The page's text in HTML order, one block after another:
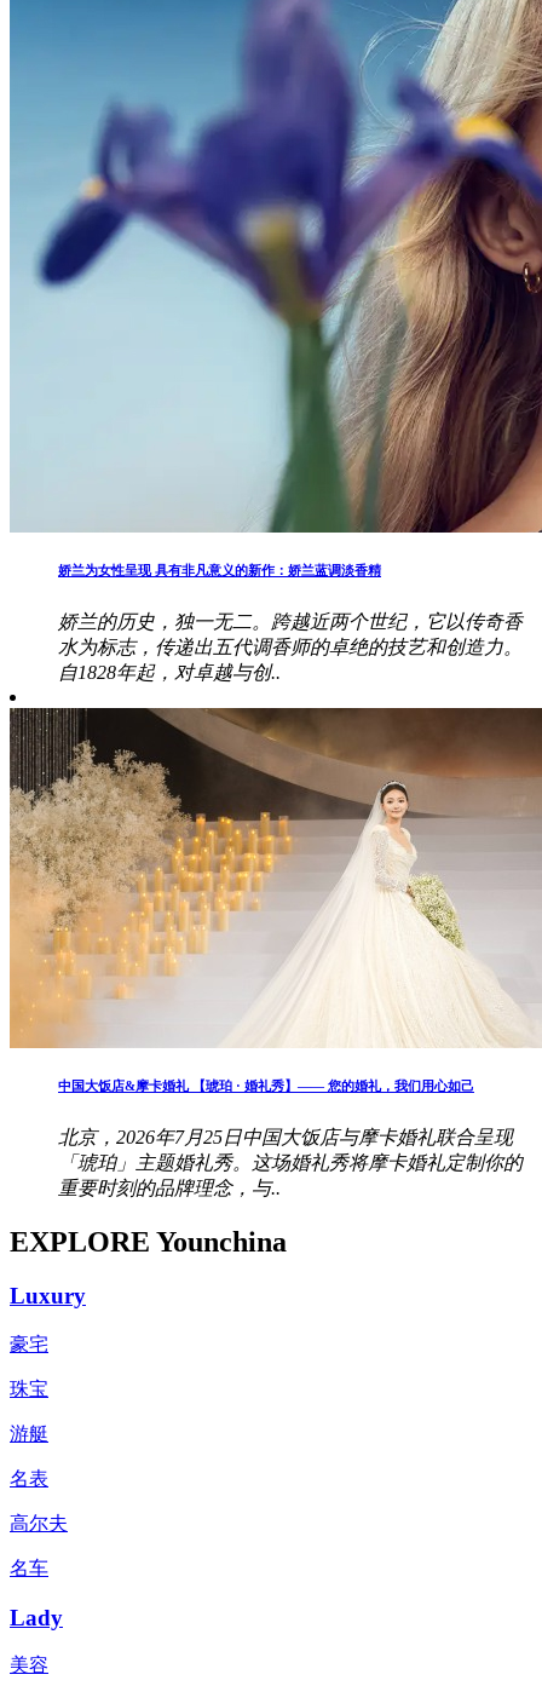
娇兰为女性呈现 具有非凡意义的新作：娇兰蓝调淡香精
娇兰的历史，独一无二。跨越近两个世纪，它以传奇香
水为标志，传递出五代调香师的卓绝的技艺和创造力。
自1828年起，对卓越与创..
中国大饭店&摩卡婚礼 【琥珀 · 婚礼秀】—— 您的婚礼，我们用心如己
北京，2026年7月25日中国大饭店与摩卡婚礼联合呈现
「琥珀」主题婚礼秀。这场婚礼秀将摩卡婚礼定制你的
重要时刻的品牌理念，与..
EXPLORE Younchina
Luxury
豪宅
珠宝
游艇
名表
高尔夫
名车
Lady
美容